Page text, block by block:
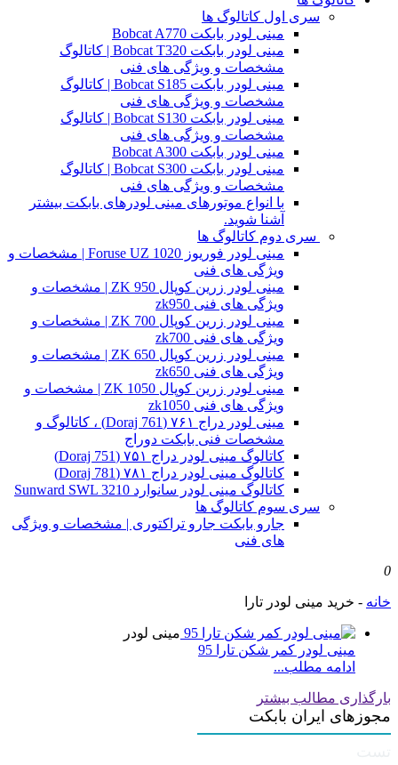
سری اول کاتالوگ ها
مینی لودر بابکت Bobcat A770
مینی لودر بابکت Bobcat T320 | کاتالوگ
مشخصات و ویژگی های فنی
مینی لودر بابکت Bobcat S185 | کاتالوگ
مشخصات و ویژگی های فنی
مینی لودر بابکت Bobcat S130 | کاتالوگ
مشخصات و ویژگی های فنی
مینی لودر بابکت Bobcat A300
مینی لودر بابکت Bobcat S300 | کاتالوگ
مشخصات و ویژگی های فنی
با انواع موتورهای مینی لودرهای بابکت بیشتر
آشنا شوید.
سری دوم کاتالوگ ها
مینی لودر فوریوز Foruse UZ 1020 | مشخصات و
ویژگی های فنی
مینی لودر زرین کوپال ZK 950 | مشخصات و
ویژگی های فنی zk950
مینی لودر زرین کوپال ZK 700 | مشخصات و
ویژگی های فنی zk700
مینی لودر زرین کوپال ZK 650 | مشخصات و
ویژگی های فنی zk650
مینی لودر زرین کوپال ZK 1050 | مشخصات و
ویژگی های فنی zk1050
مینی لودر دراج ۷۶۱ (Doraj 761) ، کاتالوگ و
مشخصات فنی بابکت دوراج
کاتالوگ مینی لودر دراج ۷۵۱ (Doraj 751)
کاتالوگ مینی لودر دراج ۷۸۱ (Doraj 781)
کاتالوگ مینی لودر سانوارد Sunward SWL 3210
سری سوم کاتالوگ ها
جارو بابکت جارو تراکتوری | مشخصات و ویژگی
های فنی
0
خانه - خرید مینی لودر تارا
مینی لودر
مینی لودر کمر شکن تارا 95
ادامه مطلب...
بارگذاری مطالب بیشتر
مجوزهای ایران بابکت